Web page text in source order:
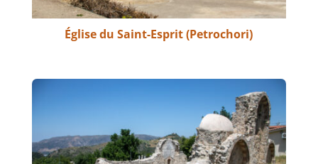
Église du Saint-Esprit (Petrochori)